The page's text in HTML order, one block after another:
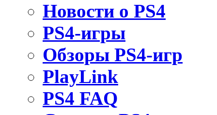
Новости о PS4
PS4-игры
Обзоры PS4-игр
PlayLink
PS4 FAQ